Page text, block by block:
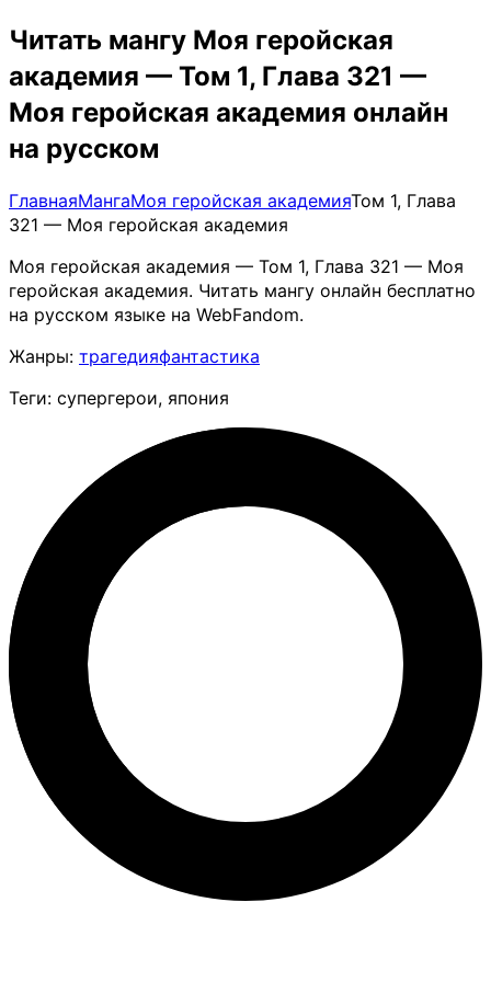
Читать мангу Моя геройская
академия — Том 1, Глава 321 —
Моя геройская академия онлайн
на русском
ГлавнаяМангаМоя геройская академияТом 1, Глава
321 — Моя геройская академия
Моя геройская академия — Том 1, Глава 321 — Моя
геройская академия. Читать мангу онлайн бесплатно
на русском языке на WebFandom.
Жанры: трагедияфантастика
Теги: супергерои, япония